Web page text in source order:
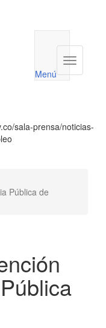
utilidades
Menú
Menú
sala-prensa/noticias-
Pública de